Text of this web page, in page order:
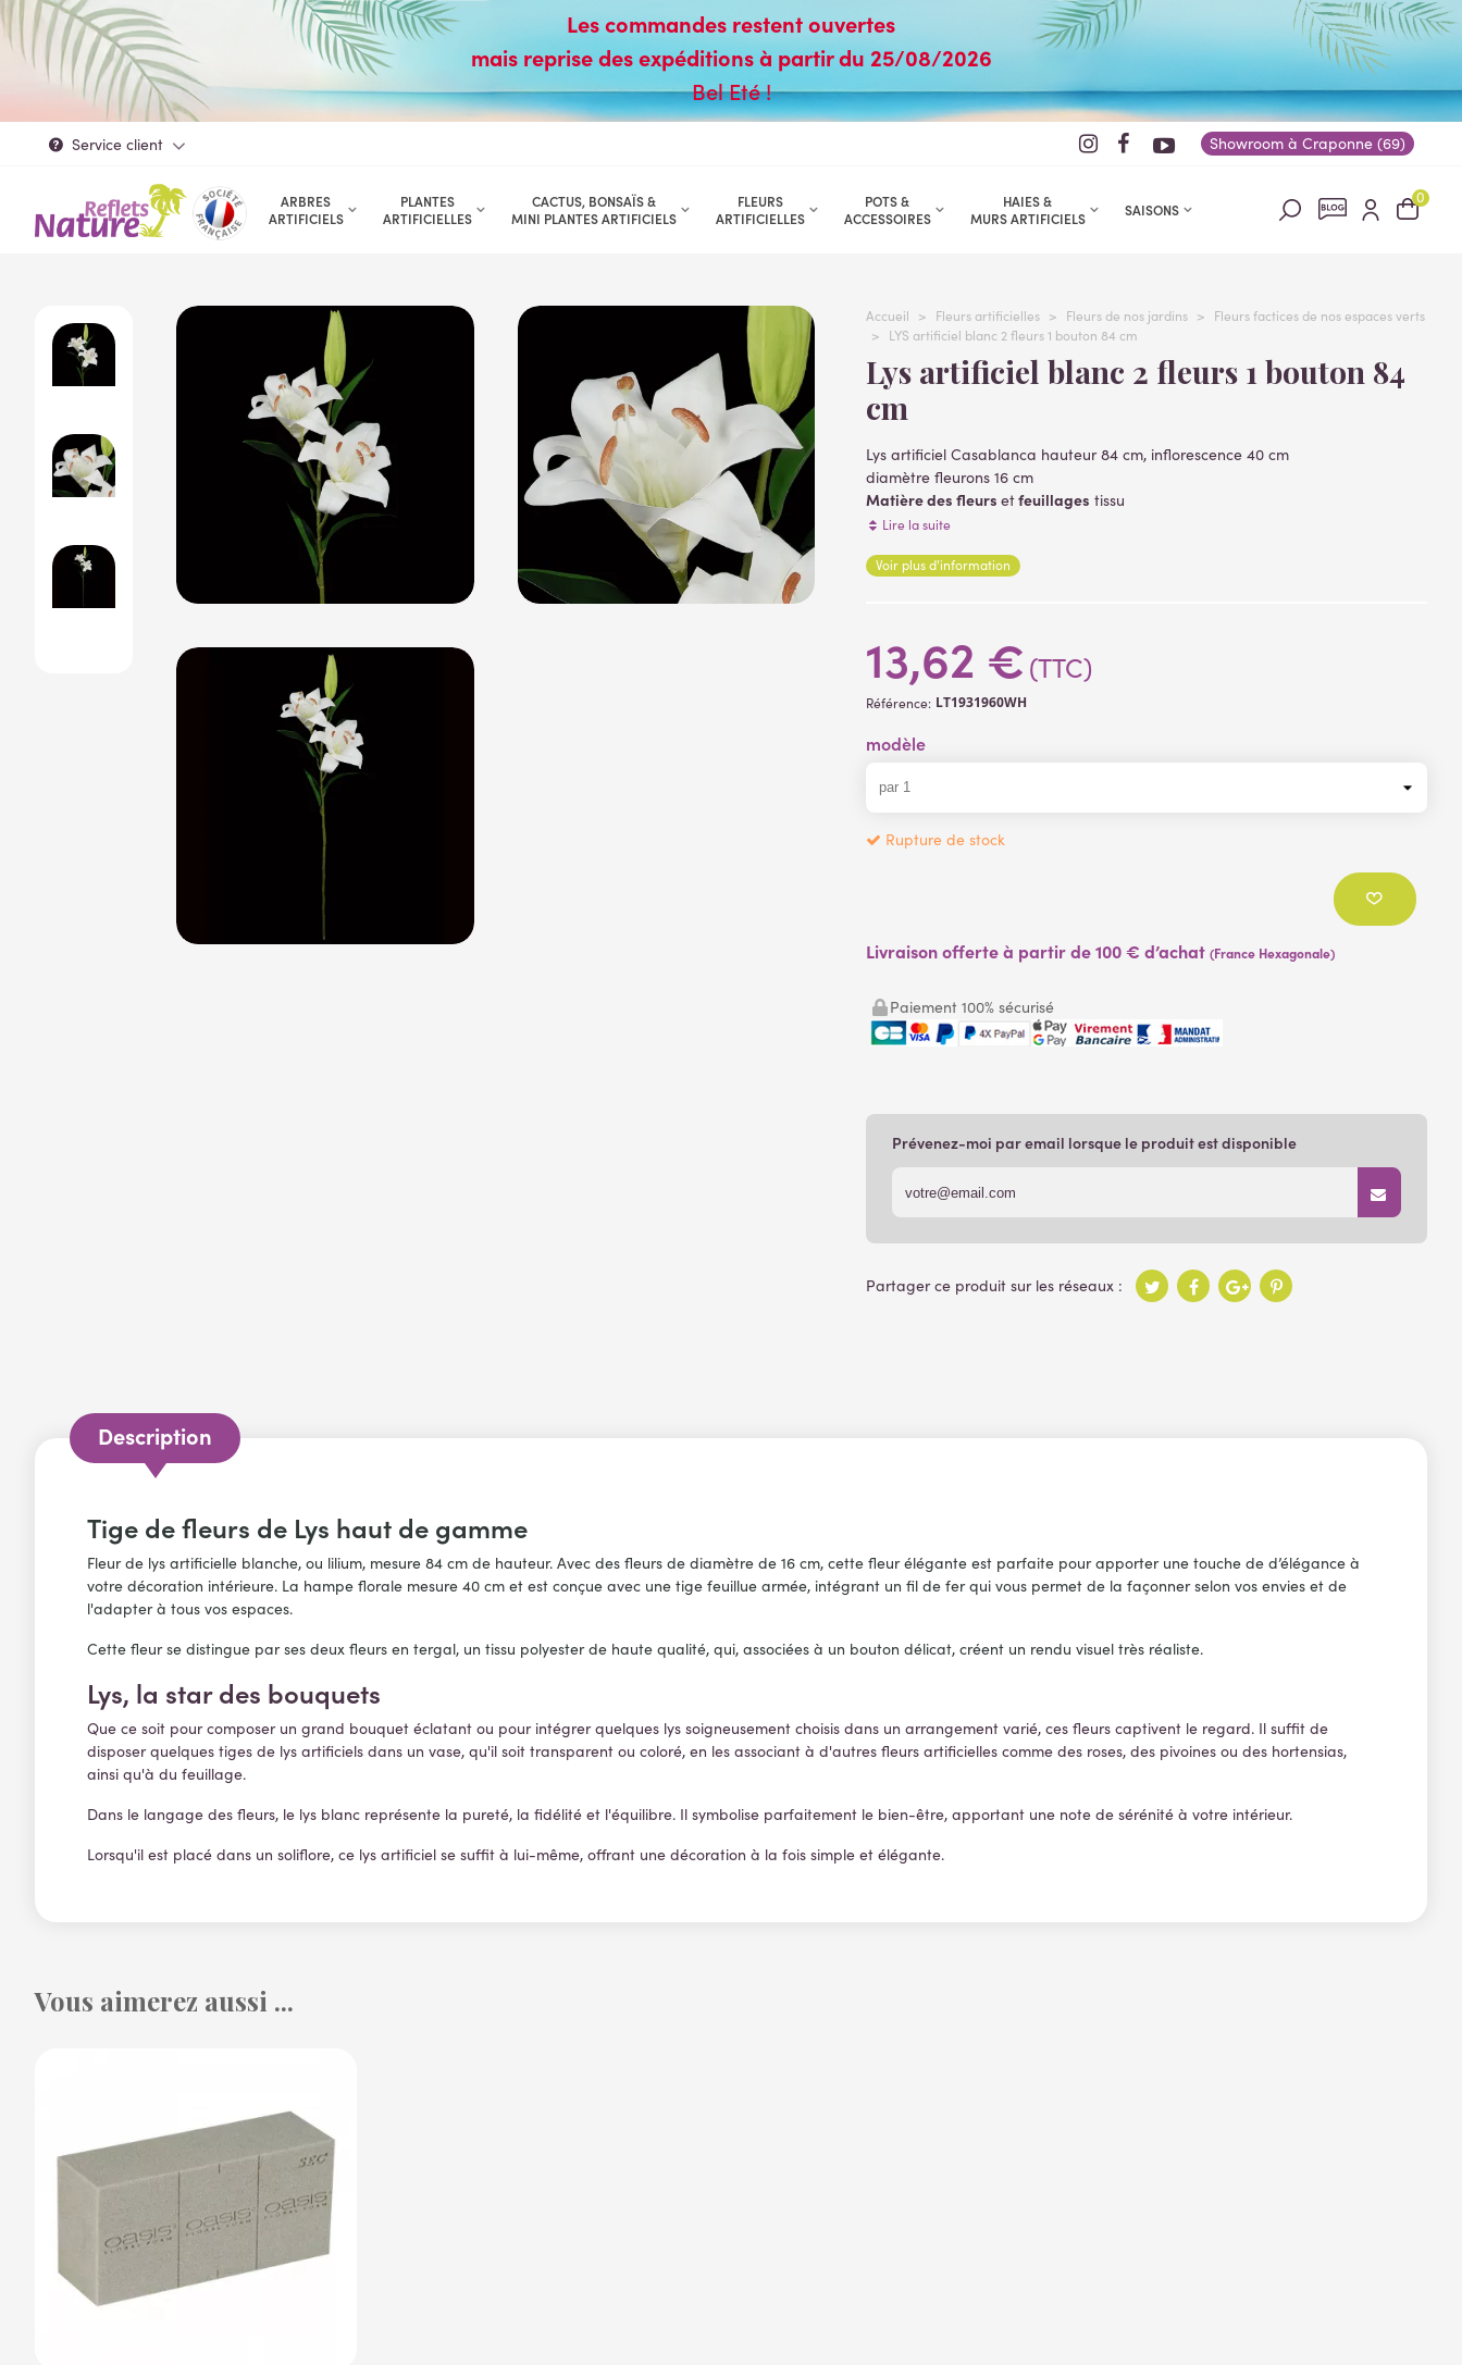
Les commandes restent ouvertes
mais reprise des expéditions à partir du 25/08/2026
Bel Eté !
Service client Showroom à Craponne (69)
ARBRES
ARTIFICIELS
PLANTES
ARTIFICIELLES
CACTUS, BONSAÏS &
MINI PLANTES ARTIFICIELS
FLEURS
ARTIFICIELLES
POTS &
ACCESSOIRES
HAIES &
MURS ARTIFICIELS
SAISONS
0
Accueil > Fleurs artificielles > Fleurs de nos jardins >
Fleurs factices de nos espaces verts
>
LYS artificiel blanc 2 fleurs 1 bouton 84 cm
Lys artificiel blanc 2 fleurs 1 bouton 84
cm
Lys artificiel Casablanca hauteur 84 cm, inflorescence 40 cm
diamètre fleurons 16 cm
Matière des fleursetfeuillages tissu
Matière de la branche
Lire la suite
Voir plus d'information
13,62 € (TTC)
Référence: LT1931960WH
modèle
Rupture de stock
Livraison offerte à partir de 100 € d’achat(France Hexagonale)
Paiement 100% sécurisé
Prévenez-moi par email lorsque le produit est disponible
Description
Tige de fleurs de Lys haut de gamme
Fleur de lys artificielle blanche, ou lilium, mesure 84 cm de hauteur. Avec des fleurs de diamètre de 16 cm, cette fleur élégante est parfaite pour apporter une touche de d’élégance à
votre décoration intérieure. La hampe florale mesure 40 cm et est conçue avec une tige feuillue armée, intégrant un fil de fer qui vous permet de la façonner selon vos envies et de
l'adapter à tous vos espaces.
Cette fleur se distingue par ses deux fleurs en tergal, un tissu polyester de haute qualité, qui, associées à un bouton délicat, créent un rendu visuel très réaliste.
Lys, la star des bouquets
Que ce soit pour composer un grand bouquet éclatant ou pour intégrer quelques lys soigneusement choisis dans un arrangement varié, ces fleurs captivent le regard. Il suffit de
disposer quelques tiges de lys artificiels dans un vase, qu'il soit transparent ou coloré, en les associant à d'autres fleurs artificielles comme des roses, des pivoines ou des hortensias,
ainsi qu'à du feuillage.
Dans le langage des fleurs, le lys blanc représente la pureté, la fidélité et l'équilibre. Il symbolise parfaitement le bien-être, apportant une note de sérénité à votre intérieur.
Lorsqu'il est placé dans un soliflore, ce lys artificiel se suffit à lui-même, offrant une décoration à la fois simple et élégante.
Vous aimerez aussi ...